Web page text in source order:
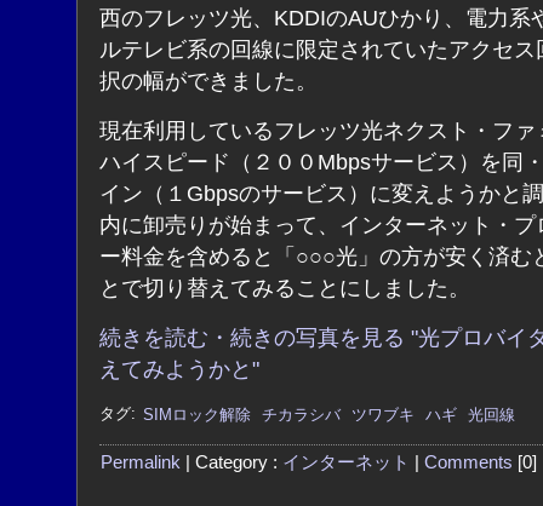
西のフレッツ光、KDDIのAUひかり、電力系
ルテレビ系の回線に限定されていたアクセス
択の幅ができました。
現在利用しているフレッツ光ネクスト・ファ
ハイスピード（２００Mbpsサービス）を同
イン（１Gbpsのサービス）に変えようかと
内に卸売りが始まって、インターネット・プ
ー料金を含めると「○○○光」の方が安く済む
とで切り替えてみることにしました。
続きを読む・続きの写真を見る "光プロバイ
えてみようかと"
タグ: SIMロック解除 チカラシバ ツワブキ ハギ 光回線
Permalink | Category : インターネット Comments